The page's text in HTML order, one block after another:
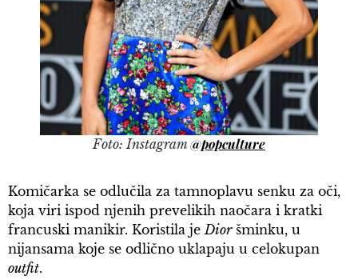
Foto: Instagram@popculture
Komičarka se odlučila za tamnoplavu senku za oči,
koja viri ispod njenih prevelikih naočara i kratki
francuski manikir. Koristila jeDioršminku, u
nijansama koje se odlično uklapaju u celokupan
outfit.